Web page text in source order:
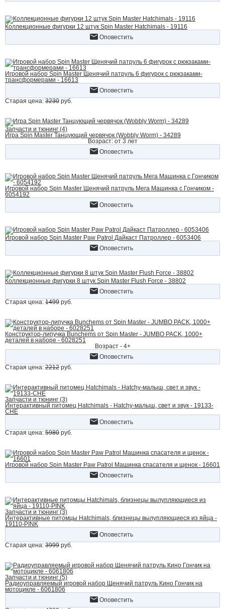
Коллекционные фигурки 12 штук Spin Master Hatchimals - 19116
Оповестить
Игровой набор Spin Master Щенячий патруль 6 фигурок с рюкзаками-
трансформерами - 16613
Оповестить
Старая цена: 3230 руб.
Запчасти и тюнинг (4)
Игра Spin Master Танцующий червячок (Wobbly Worm) - 34289
Возраст: от 3 лет
Оповестить
Игровой набор Spin Master Щенячий патруль Мега Машинка с Гончиком -
6054192
Оповестить
Игровой набор Spin Master Paw Patrol Дайкаст Патроллер - 6053406
Оповестить
Коллекционные фигурки 8 штук Spin Master Flush Force - 38802
Оповестить
Старая цена: 1499 руб.
Конструктор-липучка Bunchems от Spin Master - JUMBO PACK, 1000+
деталей в наборе - 6028251
Возраст - 4+
Оповестить
Старая цена: 2212 руб.
Запчасти и тюнинг (3)
Интерактивный питомец Hatchimals - Hatchy-малыш, свет и звук - 19133-
CHE
Оповестить
Старая цена: 5980 руб.
Игровой набор Spin Master Paw Patrol Машинка спасателя и щенок - 16601
Оповестить
Запчасти и тюнинг (3)
Интерактивные питомцы Hatchimals, близнецы вылупляющиеся из яйца -
19110-PINK
Оповестить
Старая цена: 3999 руб.
Запчасти и тюнинг (5)
Радиоуправляемый игровой набор Щенячий патруль Кино Гончик на
мотоцикле - 6061806
Оповестить